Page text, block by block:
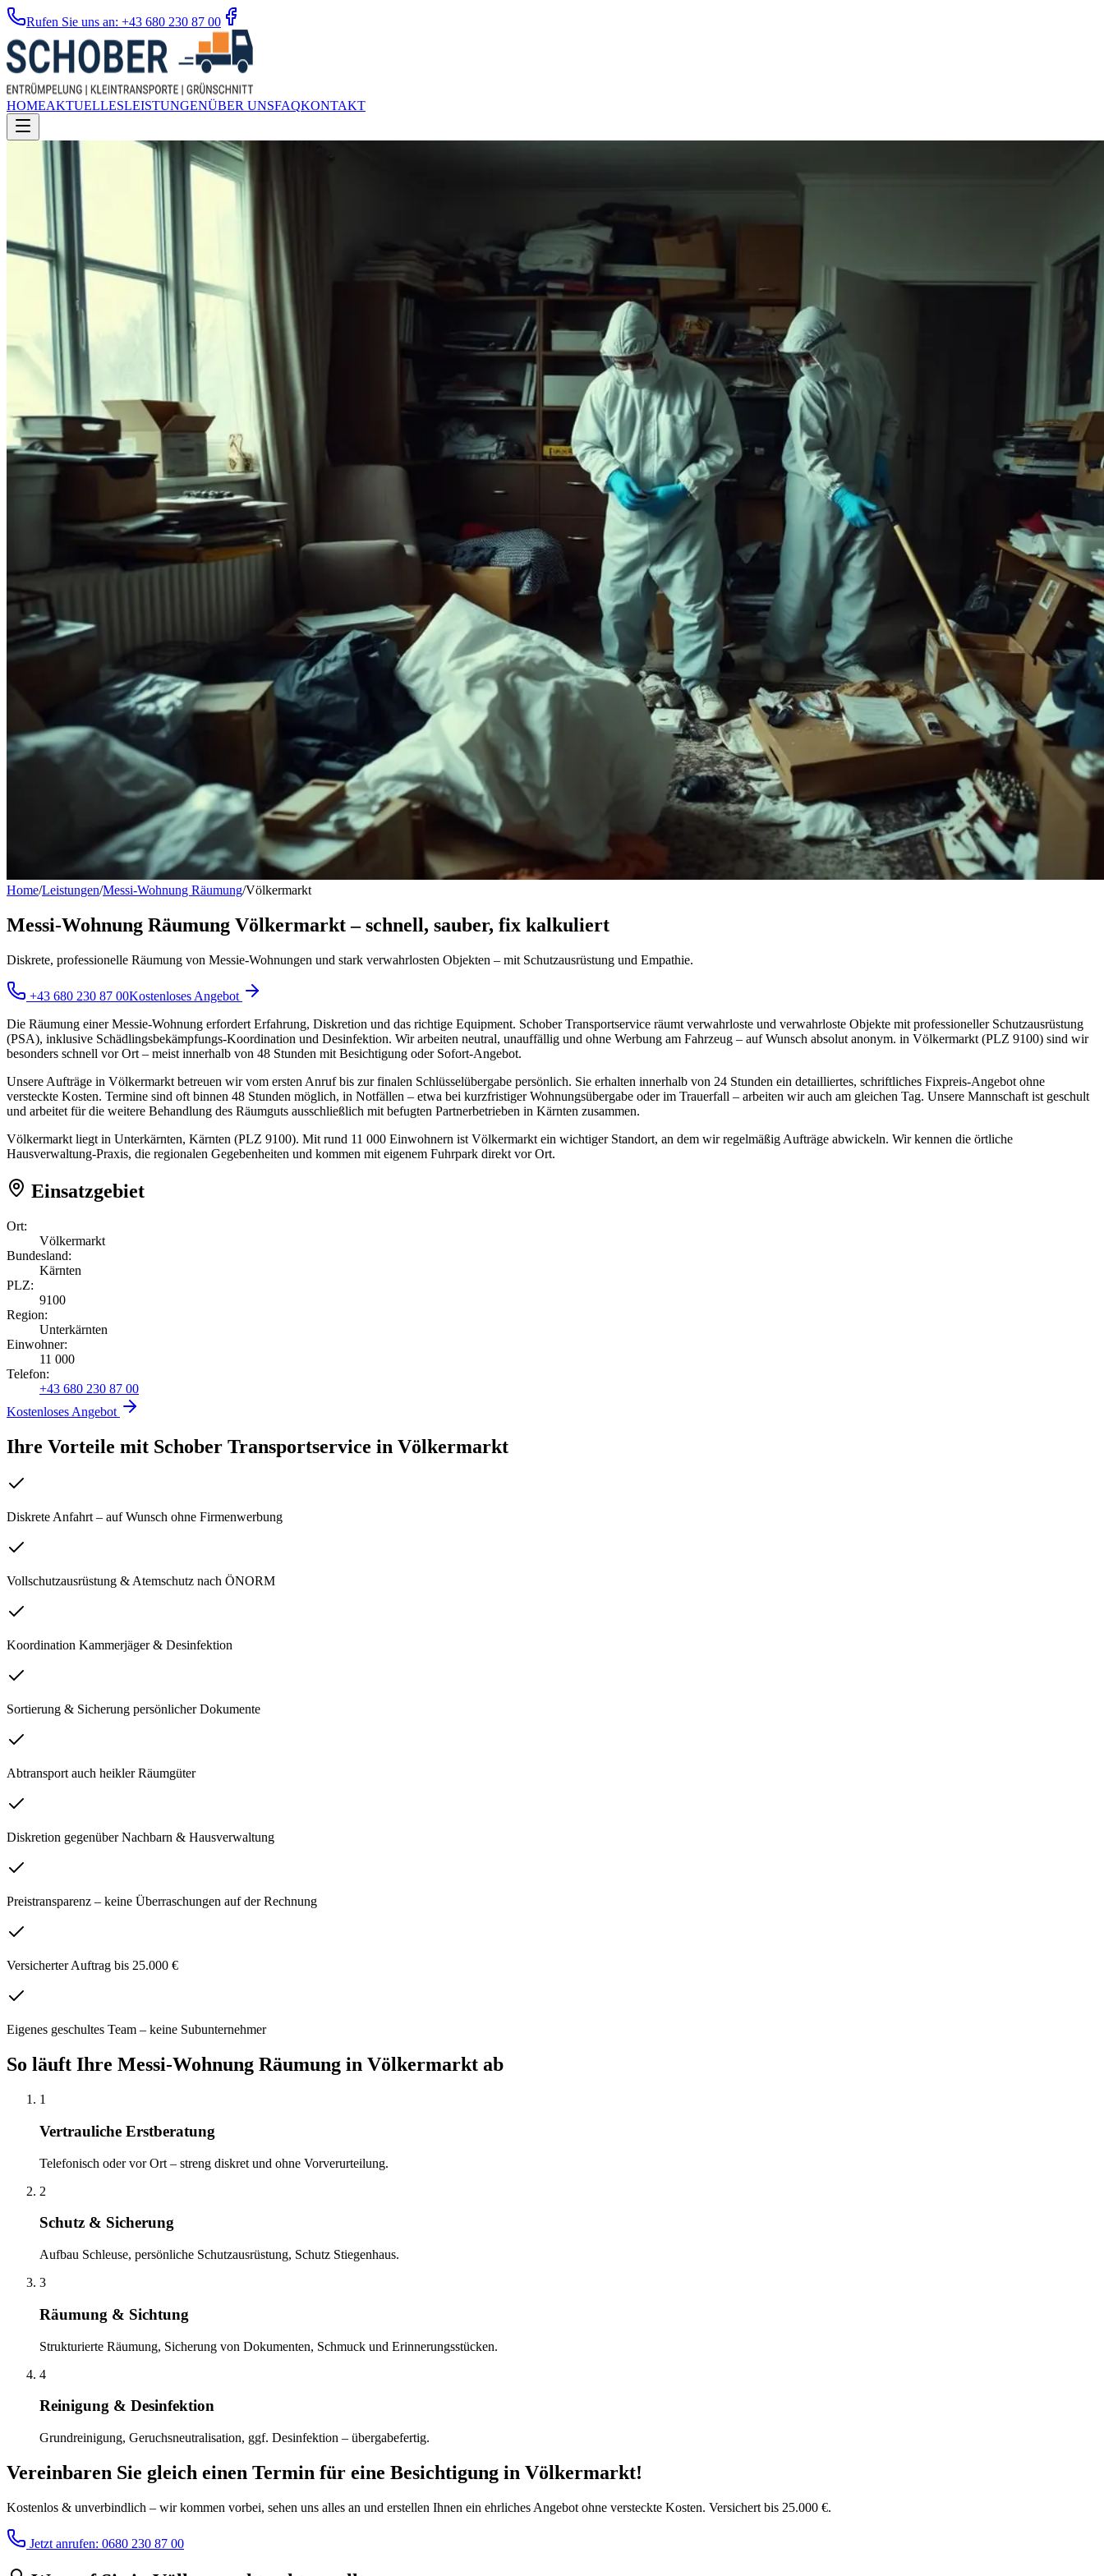
Rufen Sie uns an: +43 680 230 87 00
HOMEAKTUELLESLEISTUNGENÜBER UNSFAQKONTAKT
Home/Leistungen/Messi-Wohnung Räumung/Völkermarkt
Messi-Wohnung Räumung Völkermarkt – schnell, sauber, fix kalkuliert
Diskrete, professionelle Räumung von Messie-Wohnungen und stark verwahrlosten Objekten – mit Schutzausrüstung und Empathie.
+43 680 230 87 00Kostenloses Angebot
Die Räumung einer Messie-Wohnung erfordert Erfahrung, Diskretion und das richtige Equipment. Schober Transportservice räumt verwahrloste und verwahrloste Objekte mit professioneller Schutzausrüstung
(PSA), inklusive Schädlingsbekämpfungs-Koordination und Desinfektion. Wir arbeiten neutral, unauffällig und ohne Werbung am Fahrzeug – auf Wunsch absolut anonym. in Völkermarkt (PLZ 9100) sind wir
besonders schnell vor Ort – meist innerhalb von 48 Stunden mit Besichtigung oder Sofort-Angebot.
Unsere Aufträge in Völkermarkt betreuen wir vom ersten Anruf bis zur finalen Schlüsselübergabe persönlich. Sie erhalten innerhalb von 24 Stunden ein detailliertes, schriftliches Fixpreis-Angebot ohne
versteckte Kosten. Termine sind oft binnen 48 Stunden möglich, in Notfällen – etwa bei kurzfristiger Wohnungsübergabe oder im Trauerfall – arbeiten wir auch am gleichen Tag. Unsere Mannschaft ist geschult
und arbeitet für die weitere Behandlung des Räumguts ausschließlich mit befugten Partnerbetrieben in Kärnten zusammen.
Völkermarkt liegt in Unterkärnten, Kärnten (PLZ 9100). Mit rund 11 000 Einwohnern ist Völkermarkt ein wichtiger Standort, an dem wir regelmäßig Aufträge abwickeln. Wir kennen die örtliche
Hausverwaltung-Praxis, die regionalen Gegebenheiten und kommen mit eigenem Fuhrpark direkt vor Ort.
Einsatzgebiet
Ort:
Völkermarkt
Bundesland:
Kärnten
PLZ:
9100
Region:
Unterkärnten
Einwohner:
11 000
Telefon:
+43 680 230 87 00
Kostenloses Angebot
Ihre Vorteile mit Schober Transportservice in Völkermarkt
Diskrete Anfahrt – auf Wunsch ohne Firmenwerbung
Vollschutzausrüstung & Atemschutz nach ÖNORM
Koordination Kammerjäger & Desinfektion
Sortierung & Sicherung persönlicher Dokumente
Abtransport auch heikler Räumgüter
Diskretion gegenüber Nachbarn & Hausverwaltung
Preistransparenz – keine Überraschungen auf der Rechnung
Versicherter Auftrag bis 25.000 €
Eigenes geschultes Team – keine Subunternehmer
So läuft Ihre Messi-Wohnung Räumung in Völkermarkt ab
1
Vertrauliche Erstberatung
Telefonisch oder vor Ort – streng diskret und ohne Vorverurteilung.
2
Schutz & Sicherung
Aufbau Schleuse, persönliche Schutzausrüstung, Schutz Stiegenhaus.
3
Räumung & Sichtung
Strukturierte Räumung, Sicherung von Dokumenten, Schmuck und Erinnerungsstücken.
4
Reinigung & Desinfektion
Grundreinigung, Geruchsneutralisation, ggf. Desinfektion – übergabefertig.
Vereinbaren Sie gleich einen Termin für eine Besichtigung in Völkermarkt!
Kostenlos & unverbindlich – wir kommen vorbei, sehen uns alles an und erstellen Ihnen ein ehrliches Angebot ohne versteckte Kosten. Versichert bis 25.000 €.
Jetzt anrufen: 0680 230 87 00